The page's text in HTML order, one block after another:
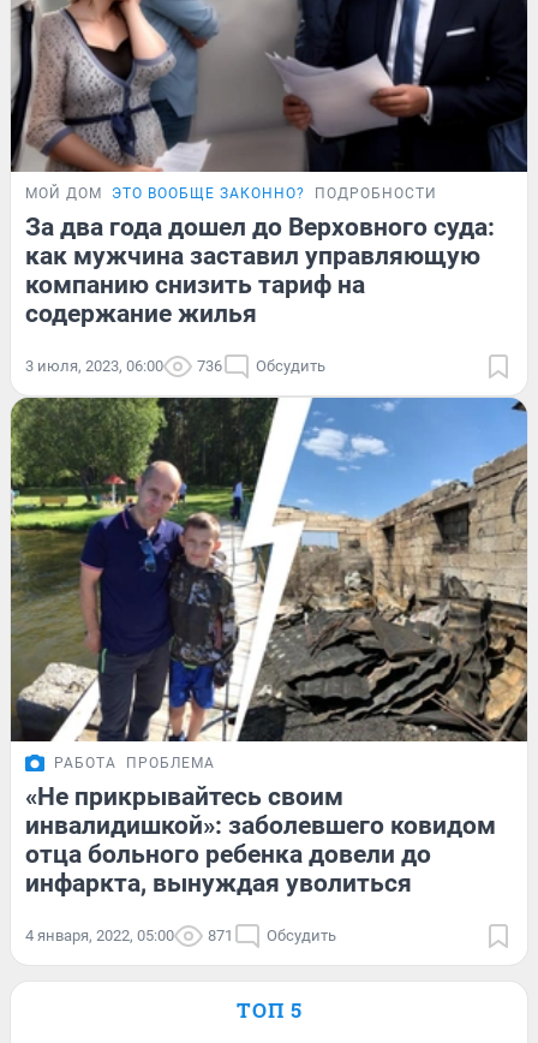
МОЙ ДОМ ЭТО ВООБЩЕ ЗАКОННО? ПОДРОБНОСТИ
За два года дошел до Верховного суда:
как мужчина заставил управляющую
компанию снизить тариф на
содержание жилья
3 июля, 2023, 06:00 736 Обсудить
РАБОТА ПРОБЛЕМА
«Не прикрывайтесь своим
инвалидишкой»: заболевшего ковидом
отца больного ребенка довели до
инфаркта, вынуждая уволиться
4 января, 2022, 05:00 871 Обсудить
ТОП 5